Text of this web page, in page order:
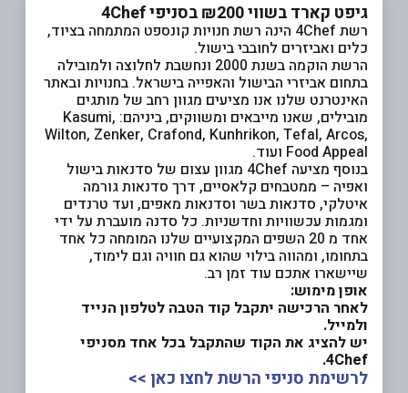
גיפט קארד בשווי ₪200 בסניפי 4Chef
רשת 4Chef הינה רשת חנויות קונספט המתמחה בציוד,
כלים ואביזרים לחובבי בישול.
הרשת הוקמה בשנת 2000 ונחשבת לחלוצה ולמובילה
בתחום אביזרי הבישול והאפייה בישראל. בחנויות ובאתר
האינטרנט שלנו אנו מציעים מגוון רחב של מותגים
מובילים, שאנו מייבאים ומשווקים, ביניהם: Kasumi,
Wilton, Zenker, Crafond, Kunhrikon, Tefal, Arcos,
Food Appeal ועוד.
בנוסף מציעה 4Chef מגוון עצום של סדנאות בישול
ואפיה – ממטבחים קלאסיים, דרך סדנאות גורמה
איטלקי, סדנאות בשר וסדנאות מאפים, ועד טרנדים
ומגמות עכשוויות וחדשניות. כל סדנה מועברת על ידי
אחד מ 20 השפים המקצועיים שלנו המומחה כל אחד
בתחומו, ומהווה בילוי שהוא גם חוויה וגם לימוד,
שיישארו אתכם עוד זמן רב.
אופן מימוש:
לאחר הרכישה יתקבל קוד הטבה לטלפון הנייד
ולמייל.
יש להציג את הקוד שהתקבל בכל אחד מסניפי
4Chef.
לרשימת סניפי הרשת לחצו כאן >>